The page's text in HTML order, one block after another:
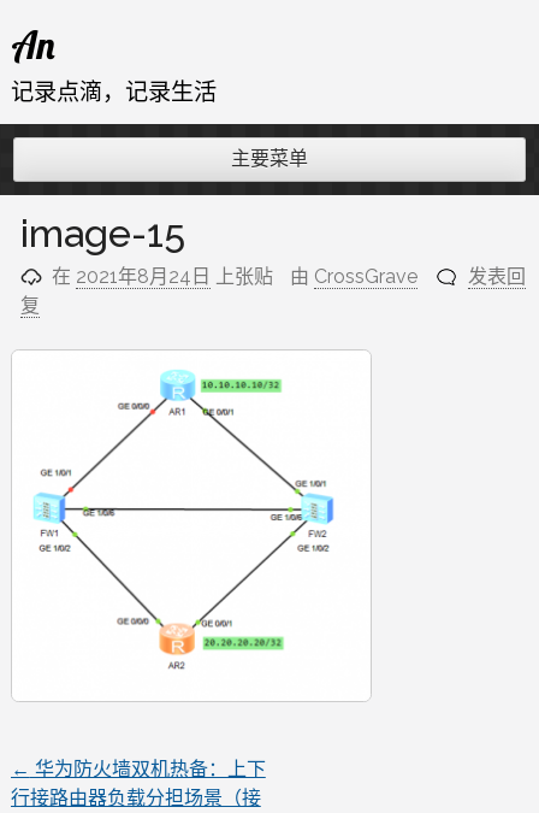
至
内
An
记录点滴，记录生活
主要菜单
image-15
在 2021年8月24日 上张贴 由 CrossGrave
发表回
复
文
← 华为防火墙双机热备：上下
行接路由器负载分担场景（接